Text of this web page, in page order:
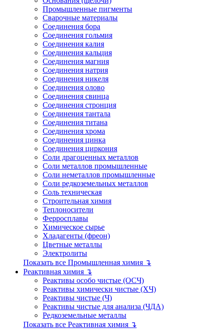
Промышленные пигменты
Сварочные материалы
Соединения бора
Соединения гольмия
Соединения калия
Соединения кальция
Соединения магния
Соединения натрия
Соединения никеля
Соединения олово
Соединения свинца
Соединения стронция
Соединения тантала
Соединения титана
Соединения хрома
Соединения цинка
Соединения циркония
Соли драгоценных металлов
Соли металлов промышленные
Соли неметаллов промышленные
Соли редкоземельных металлов
Соль техническая
Строительная химия
Теплоносители
Ферросплавы
Химическое сырье
Хладагенты (фреон)
Цветные металлы
Электролиты
Показать все Промышленная химия ↴
Реактивная химия ↴
Реактивы особо чистые (ОСЧ)
Реактивы химически чистые (ХЧ)
Реактивы чистые (Ч)
Реактивы чистые для анализа (ЧДА)
Редкоземельные металлы
Показать все Реактивная химия ↴